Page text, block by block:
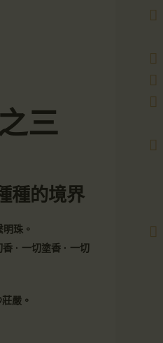
三
種的境界
珠。
· 一切塗香 · 一切
嚴。